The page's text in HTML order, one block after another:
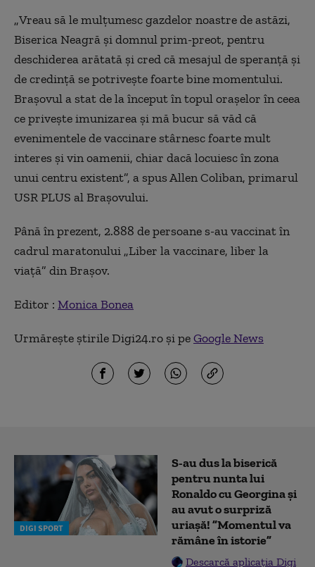
„Vreau să le mulțumesc gazdelor noastre de astăzi,
Biserica Neagră și domnul prim-preot, pentru
deschiderea arătată și cred că mesajul de speranță și
de credință se potrivește foarte bine momentului.
Brașovul a stat de la început în topul orașelor în ceea
ce privește imunizarea și mă bucur să văd că
evenimentele de vaccinare stârnesc foarte mult
interes și vin oamenii, chiar dacă locuiesc în zona
unui centru existent”, a spusAllen Coliban, primarul
USR PLUS al Brașovului.
Până în prezent, 2.888 de persoane s-au vaccinat în
cadrul maratonului „Liber la vaccinare, liber la
viață” din Brașov.
Editor : Monica Bonea
Urmărește știrile Digi24.ro și peGoogle News
DIGI SPORT
S-au dus la biserică
pentru nunta lui
Ronaldo cu Georgina și
au avut o surpriză
uriașă! ”Momentul va
rămâne în istorie”
Descarcă aplicația Digi